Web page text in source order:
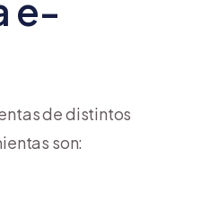
e-
de distintos
son: